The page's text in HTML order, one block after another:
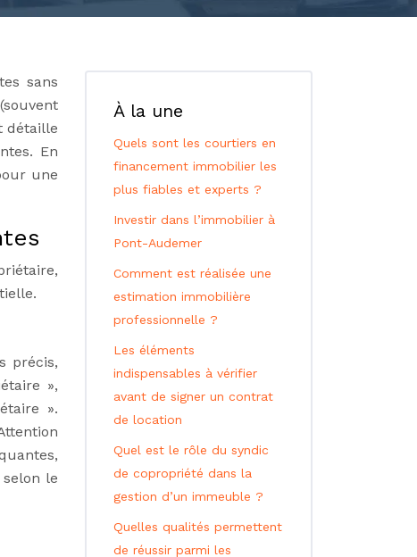
sans
détaille
En
une
précis,
»,
».
le
À la une
Quels sont les courtiers en
financement immobilier les
plus fiables et experts ?
Investir dans l’immobilier à
Pont-Audemer
Comment est réalisée une
estimation immobilière
professionnelle ?
Les éléments
indispensables à vérifier
avant de signer un contrat
de location
Quel est le rôle du syndic
de copropriété dans la
gestion d’un immeuble ?
Quelles qualités permettent
de réussir parmi les